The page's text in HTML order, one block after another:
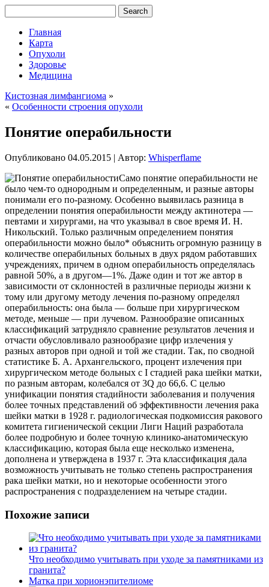
Главная
Карта
Опухоли
Здоровье
Медицина
Кистозная лимфангиома »
« Особенности строения опухоли
Понятие операбильности
Опубликовано 04.05.2015 | Автор: Whisperflame
Само понятие операбильности не
было чем-то однородным и определенным, и разные авторы
понимали его по-разному. Особенно выявилась разница в
определении понятия операбильности между актинотера —
певтами и хирургами, на что указывал в свое время И. Н.
Никольский. Только различным определением понятия
операбильности можно было* объяснить огромную разницу в
количестве операбильных больных в двух рядом работавших
учреждениях, причем в одном операбильность определялась
равной 50%, а в другом—1%. Даже один и тот же автор в
зависимости от склонностей в различные периоды жизни к
тому или другому методу лечения по-разному определял
операбильность: она была — больше при хирургическом
методе, меньше — при лучевом. Разнообразие описанных
классификаций затрудняло сравнение результатов лечения и
отчасти обусловливало разнообразие цифр излечения у
разных авторов при одной и той же стадии. Так, по сводной
статистике Б. А. Архангельского, процент излечения при
хирургическом методе больных с I стадией рака шейки матки,
по разным авторам, колебался от 3Q до 66,6. С целью
унификации понятия стадийности заболевания и получения
более точных представлений об эффективности лечения рака
шейки матки в 1928 г. радиологическая подкомиссия ракового
комитета гигиенической секции Лиги Наций разработала
более подробную и более точную клинико-анатомическую
классификацию, которая была еще несколько изменена,
дополнена и утверждена в 1937 г. Эта классификация дала
возможность учитывать не только степень распространения
рака шейки матки, но и некоторые особенности этого
распространения с подразделением на четыре стадии.
Похожие записи
Что необходимо учитывать при уходе за памятниками из
гранита?
Матка при хорионэпителиоме